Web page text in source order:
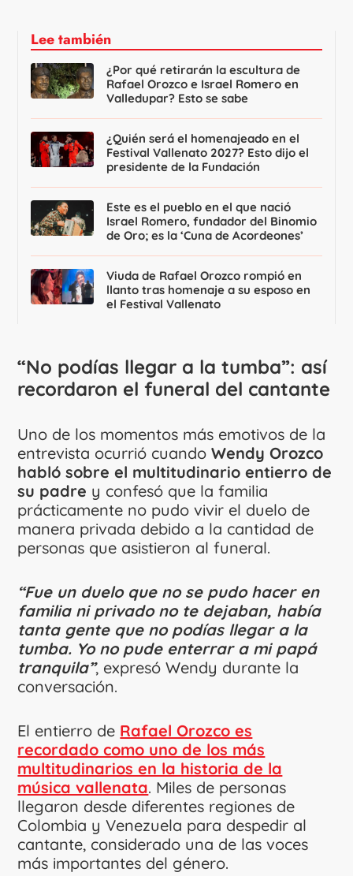
Lee también
¿Por qué retirarán la escultura de
Rafael Orozco e Israel Romero en
Valledupar? Esto se sabe
¿Quién será el homenajeado en el
Festival Vallenato 2027? Esto dijo el
presidente de la Fundación
Este es el pueblo en el que nació
Israel Romero, fundador del Binomio
de Oro; es la ‘Cuna de Acordeones’
Viuda de Rafael Orozco rompió en
llanto tras homenaje a su esposo en
el Festival Vallenato
“No podías llegar a la tumba”: así
recordaron el funeral del cantante
Uno de los momentos más emotivos de la
entrevista ocurrió cuando Wendy Orozco
habló sobre el multitudinario entierro de
su padre y confesó que la familia
prácticamente no pudo vivir el duelo de
manera privada debido a la cantidad de
personas que asistieron al funeral.
“Fue un duelo que no se pudo hacer en
familia ni privado no te dejaban, había
tanta gente que no podías llegar a la
tumba. Yo no pude enterrar a mi papá
tranquila”, expresó Wendy durante la
conversación.
El entierro de Rafael Orozco es
recordado como uno de los más
multitudinarios en la historia de la
música vallenata. Miles de personas
llegaron desde diferentes regiones de
Colombia y Venezuela para despedir al
cantante, considerado una de las voces
más importantes del género.